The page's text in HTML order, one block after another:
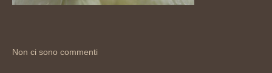
Non ci sono commenti